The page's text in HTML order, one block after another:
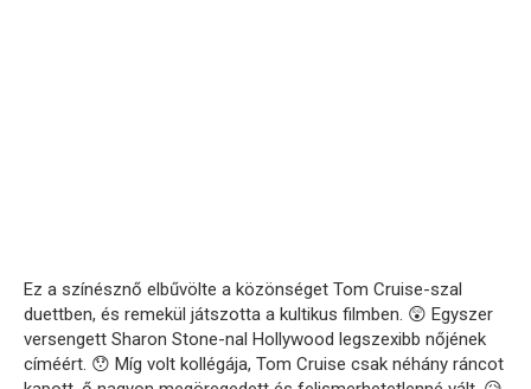
Ez a színésznő elbűvölte a közönséget Tom Cruise-szal
duettben, és remekül játszotta a kultikus filmben. 😲 Egyszer
versengett Sharon Stone-nal Hollywood legszexibb nőjének
címéért. 😯 Míg volt kollégája, Tom Cruise csak néhány ráncot